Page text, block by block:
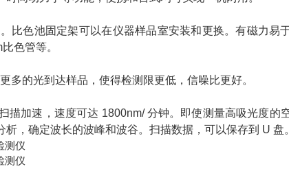
比色池固定架可以在仪器样品室安装和更换。有磁力易
色管等。
多的光到达样品，使得检测限更低，信噪比更好。
加速，速度可达 1800nm/ 分钟。即使测量高吸光度的
，确定波长的波峰和波谷。扫描数据，可以保存到 U 盘